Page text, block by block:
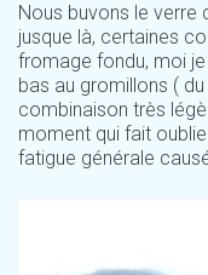
Nous buvons le verre
jusque là, certaines
fromage fondu, moi
bas au gromillons (
combinaison très
moment qui fait
fatigue générale